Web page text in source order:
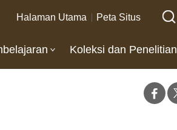
Halaman Utama Peta Situs
Koleksi dan Penelitian